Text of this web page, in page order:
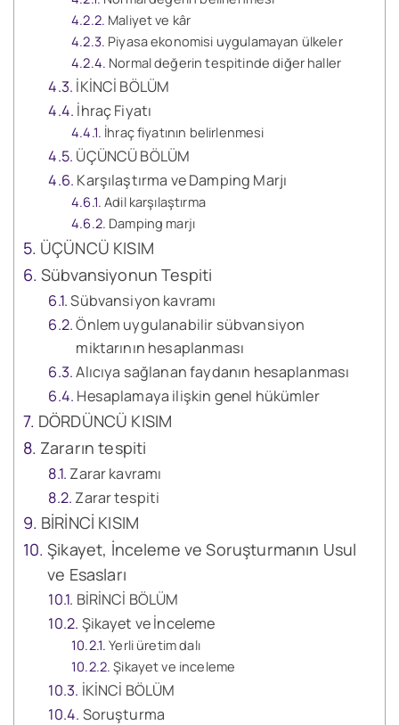
Maliyet ve kâr
Piyasa ekonomisi uygulamayan ülkeler
Normal değerin tespitinde diğer haller
İKİNCİ BÖLÜM
İhraç Fiyatı
İhraç fiyatının belirlenmesi
ÜÇÜNCÜ BÖLÜM
Karşılaştırma ve Damping Marjı
Adil karşılaştırma
Damping marjı
ÜÇÜNCÜ KISIM
Sübvansiyonun Tespiti
Sübvansiyon kavramı
Önlem uygulanabilir sübvansiyon
miktarının hesaplanması
Alıcıya sağlanan faydanın hesaplanması
Hesaplamaya ilişkin genel hükümler
DÖRDÜNCÜ KISIM
Zararın tespiti
Zarar kavramı
Zarar tespiti
BİRİNCİ KISIM
Şikayet, İnceleme ve Soruşturmanın Usul
ve Esasları
BİRİNCİ BÖLÜM
Şikayet ve İnceleme
Yerli üretim dalı
Şikayet ve inceleme
İKİNCİ BÖLÜM
Soruşturma